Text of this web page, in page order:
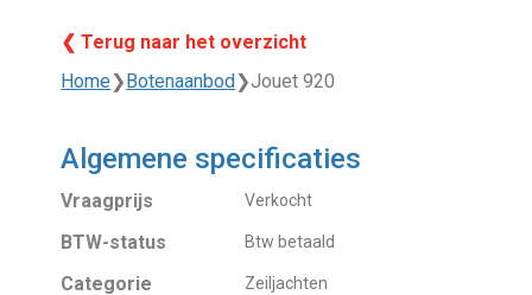
❮ Terug naar het overzicht
Home❯ Botenaanbod ❯Jouet 920
Algemene specificaties
Vraagprijs Verkocht
BTW-status Btw betaald
Categorie Zeiljachten